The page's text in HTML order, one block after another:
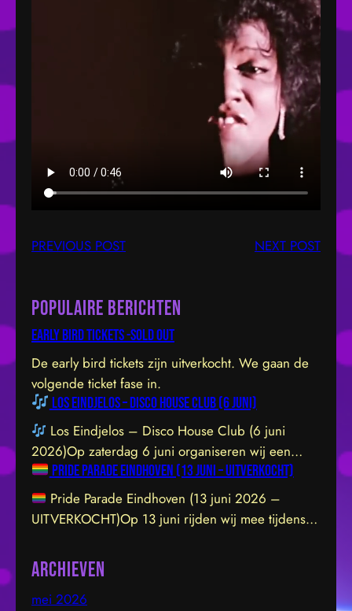
PREVIOUS POST NEXT POST
Populaire berichten
Early bird tickets -sold out
De early bird tickets zijn uitverkocht. We gaan de
volgende ticket fase in.
Los Eindjelos – Disco House Club (6 juni)
Los Eindjelos – Disco House Club (6 juni
2026)Op zaterdag 6 juni organiseren wij een
exclusieve clubavond van 20:30 tot 01:30 in een
sfeervolle, intieme locatie aan de Hofstraat 85b in
Eindhoven. De venue is prachtig ingericht en staat
garant voor een geweldige vibe. Let op: de
Pride Parade Eindhoven (13 juni – UITVERKOCHT)
Pride Parade Eindhoven (13 juni 2026 –
UITVERKOCHT)Op 13 juni rijden wij mee tijdens
We dragen de LHBTIQ+ gemeenschap een warm
hart toe en steunen met overtuiging hun inzet voor
inclusie, gelijkwaardigheid en acceptatie. Samen
Archieven
mei 2026